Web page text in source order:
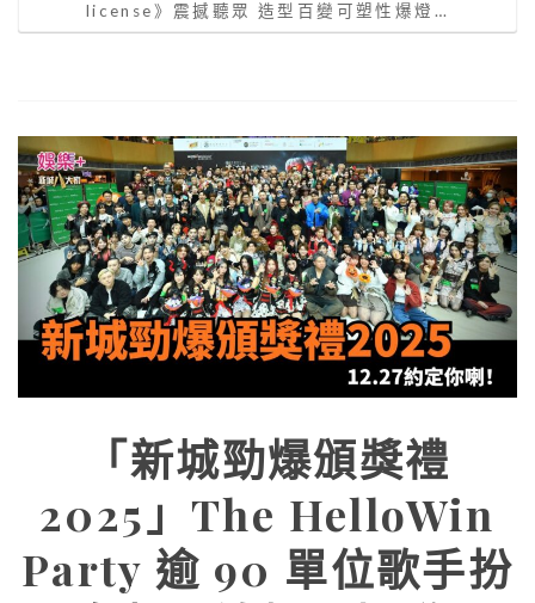
license》震撼聽眾 造型百變可塑性爆燈…
「新城勁爆頒獎禮
2025」The HelloWin
Party 逾 90 單位歌手扮